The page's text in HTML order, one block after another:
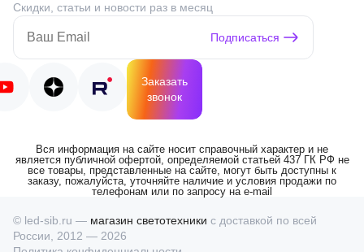
Скидки, статьи и новости раз в месяц
Подписаться
Заказать
звонок
Вся информация на сайте носит справочный характер и не
является публичной офертой, определяемой статьей 437 ГК РФ не
все товары, представленные на сайте, могут быть доступны к
заказу, пожалуйста, уточняйте наличие и условия продажи по
телефонам или по запросу на e-mail
© led-sib.ru — магазин светотехники с доставкой по всей
России, 2012 — 2026